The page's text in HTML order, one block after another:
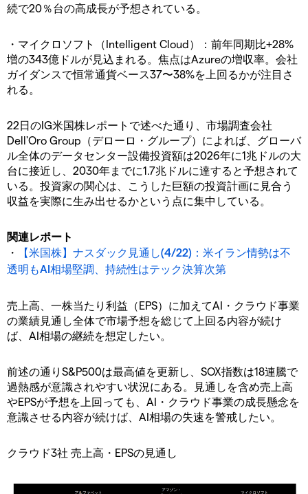
続で20％台の高成長が予想されている。
・マイクロソフト（Intelligent Cloud）：前年同期比+28%
増の343億ドルが見込まれる。焦点はAzureの増収率。会社
ガイダンスで恒常通貨ベース37〜38%を上回るかが注目さ
れる。
22日のIG米国株レポートで述べた通り、市場調査会社
Dell'Oro Group（デローロ・グループ）によれば、グローバ
ル全体のデータセンター設備投資額は2026年に1兆ドルの大
台に接近し、2030年までに1.7兆ドルに達すると予想されて
いる。投資家の関心は、こうした巨額の投資計画に見合う
収益を実際に生み出せるかという点に集中している。
関連レポート
・
【米国株】ナスダック見通し(4/22)：米イラン情勢は不
透明もAI相場堅調、持続性はテック決算次第
売上高、一株当たり利益（EPS）に加えてAI・クラウド事業
の業績見通し全体で市場予想を総じて上回る内容が続け
ば、AI相場の継続を想定したい。
前述の通りS&P500は最高値を更新し、SOX指数は18連騰で
過熱感が意識されやすい状況にある。見通しを含め売上高
やEPSが予想を上回っても、AI・クラウド事業の成長懸念を
意識させる内容が続けば、AI相場の失速を警戒したい。
クラウド3社 売上高・EPSの見通し